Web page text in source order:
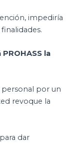
impediría
la
personal por un
revoque la
dar